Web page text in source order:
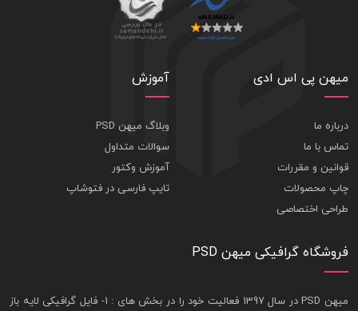
میهن پی اس ادی
درباره ما
تماس با ما
قوانین و مقررات
چاپ محصولات
طراحی اختصاصی
آموزش
وبلاگ میهن PSD
سوالات متداول
آموزش وکتور
تایپ فارسی در فتوشاپ
فروشگاه گرافیکی میهن PSD
ميهن PSD در سال 1397 فعاليت خود را در بخش های : 1- فايل گرافيکی لايه باز